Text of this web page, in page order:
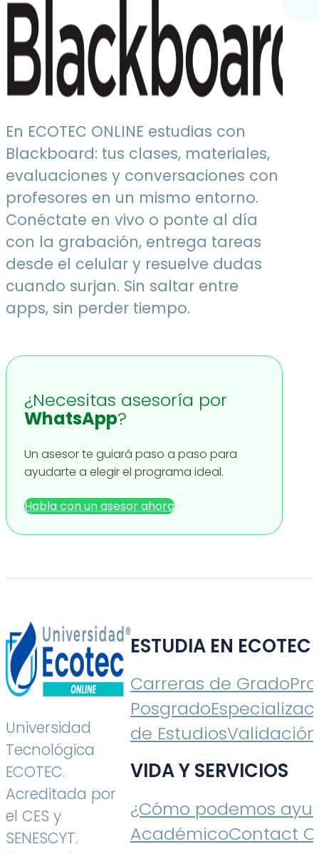
En ECOTEC ONLINE estudias con
Blackboard: tus clases, materiales,
evaluaciones y conversaciones con
profesores en un mismo entorno.
Conéctate en vivo o ponte al día
con la grabación, entrega tareas
desde el celular y resuelve dudas
cuando surjan. Sin saltar entre
apps, sin perder tiempo.
¿Necesitas asesoría por
WhatsApp?
Un asesor te guiará paso a paso para
ayudarte a elegir el programa ideal.
Habla con un asesor ahora
Universidad
Tecnológica
ECOTEC.
Acreditada por
el CES y
SENESCYT.
ESTUDIA EN ECOTEC
Carreras de Grado
Posgrado
de Estudios
VIDA Y SERVICIOS
¿Cómo podemos
AcadémicoContact